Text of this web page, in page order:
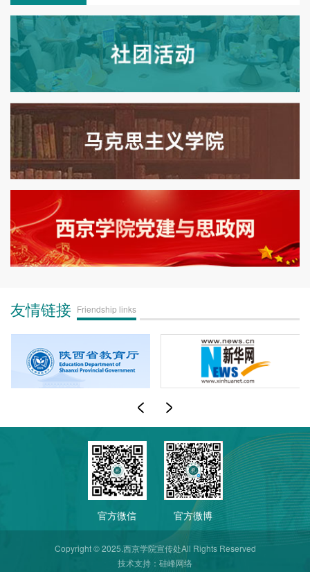
友情链接 Friendship links
官方微信 官方微博
Copyright © 2025.西京学院宣传处All Rights Reserved
技术支持： 硅峰网络